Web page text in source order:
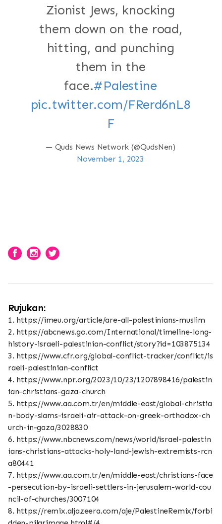
Zionist Jews, knocking
them down on the road,
hitting, and punching
them in the
face.#Palestine
pic.twitter.com/FRerd6nL8
F
— Quds News Network (@QudsNen)
November 1, 2023
Rujukan:
1. https://imeu.org/article/are-all-palestinians-muslim
2. https://abcnews.go.com/International/timeline-long-
history-israeli-palestinian-conflict/story?id=103875134
3. https://www.cfr.org/global-conflict-tracker/conflict/is
raeli-palestinian-conflict
4. https://www.npr.org/2023/10/23/1207898416/palestin
ian-christians-gaza-church
5. https://www.aa.com.tr/en/middle-east/global-christia
n-body-slams-israeli-air-attack-on-greek-orthodox-ch
urch-in-gaza/3028830
6. https://www.nbcnews.com/news/world/israel-palestin
ians-christians-attacks-holy-land-jewish-extremists-rcn
a80441
7. https://www.aa.com.tr/en/middle-east/christians-face
-persecution-by-israeli-settlers-in-jerusalem-world-cou
ncil-of-churches/3007104
8. https://remix.aljazeera.com/aje/PalestineRemix/forbi